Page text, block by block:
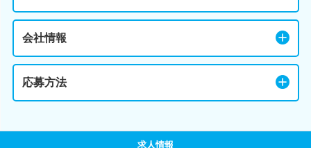
会社情報
応募方法
求人情報